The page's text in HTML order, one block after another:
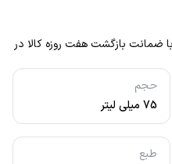
حجم
75 میلی لیتر
طبع
ضمانت بازگشت هفت روزه کالا در